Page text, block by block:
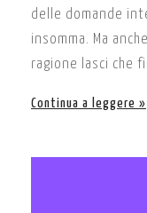
delle domande
insomma. Ma
ragione lasci che
Continua a leggere